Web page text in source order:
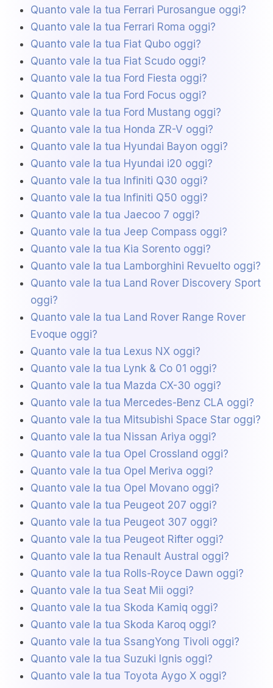
Quanto vale la tua Ferrari Purosangue oggi?
Quanto vale la tua Ferrari Roma oggi?
Quanto vale la tua Fiat Qubo oggi?
Quanto vale la tua Fiat Scudo oggi?
Quanto vale la tua Ford Fiesta oggi?
Quanto vale la tua Ford Focus oggi?
Quanto vale la tua Ford Mustang oggi?
Quanto vale la tua Honda ZR-V oggi?
Quanto vale la tua Hyundai Bayon oggi?
Quanto vale la tua Hyundai i20 oggi?
Quanto vale la tua Infiniti Q30 oggi?
Quanto vale la tua Infiniti Q50 oggi?
Quanto vale la tua Jaecoo 7 oggi?
Quanto vale la tua Jeep Compass oggi?
Quanto vale la tua Kia Sorento oggi?
Quanto vale la tua Lamborghini Revuelto oggi?
Quanto vale la tua Land Rover Discovery Sport
oggi?
Quanto vale la tua Land Rover Range Rover
Evoque oggi?
Quanto vale la tua Lexus NX oggi?
Quanto vale la tua Lynk & Co 01 oggi?
Quanto vale la tua Mazda CX-30 oggi?
Quanto vale la tua Mercedes-Benz CLA oggi?
Quanto vale la tua Mitsubishi Space Star oggi?
Quanto vale la tua Nissan Ariya oggi?
Quanto vale la tua Opel Crossland oggi?
Quanto vale la tua Opel Meriva oggi?
Quanto vale la tua Opel Movano oggi?
Quanto vale la tua Peugeot 207 oggi?
Quanto vale la tua Peugeot 307 oggi?
Quanto vale la tua Peugeot Rifter oggi?
Quanto vale la tua Renault Austral oggi?
Quanto vale la tua Rolls-Royce Dawn oggi?
Quanto vale la tua Seat Mii oggi?
Quanto vale la tua Skoda Kamiq oggi?
Quanto vale la tua Skoda Karoq oggi?
Quanto vale la tua SsangYong Tivoli oggi?
Quanto vale la tua Suzuki Ignis oggi?
Quanto vale la tua Toyota Aygo X oggi?